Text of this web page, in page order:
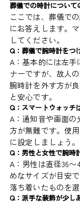
葬儀での時計について
ここでは、葬儀で
にお答えします。
してください。
Q：葬儀で腕時計をつ
A：基本的には左
ナーですが、故人
腕時計を外す方が
と安心です。
Q：スマートウォッチ
A：通知音や画面
方が無難です。使
に設定しましょう。
Q：男性と女性で腕時
A：男性は直径36〜
めなサイズが目安
落ち着いたものを選
Q：派手な装飾が少し